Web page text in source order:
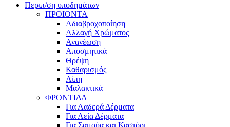
Περιπ/ση υποδημάτων
ΠΡΟΙΟΝΤΑ
Αδιαβροχοποίηση
Αλλαγή Χρώματος
Ανανέωση
Αποσμητικά
Θρέψη
Καθαρισμός
Λίπη
Μαλακτικά
ΦΡΟΝΤΙΔΑ
Για Λαδερά Δέρματα
Για Λεία Δέρματα
Για Σαμούα και Καστόρι